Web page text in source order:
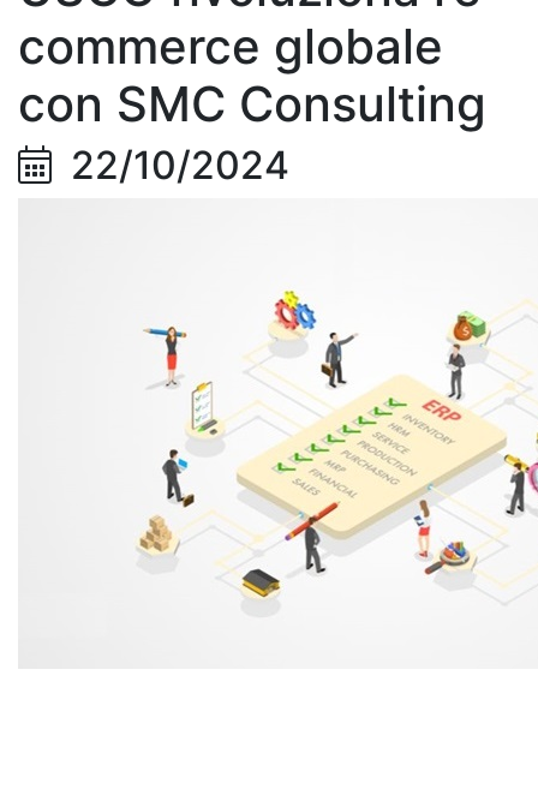
commerce globale
con SMC Consulting
22/10/2024